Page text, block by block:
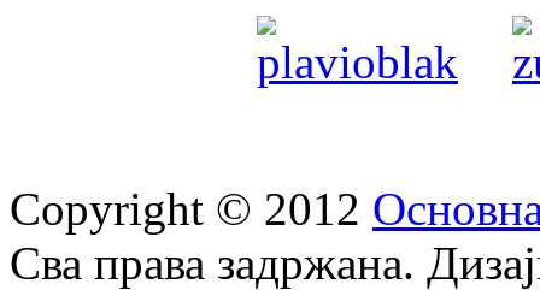
Copyright © 2012
Сва права задржана.